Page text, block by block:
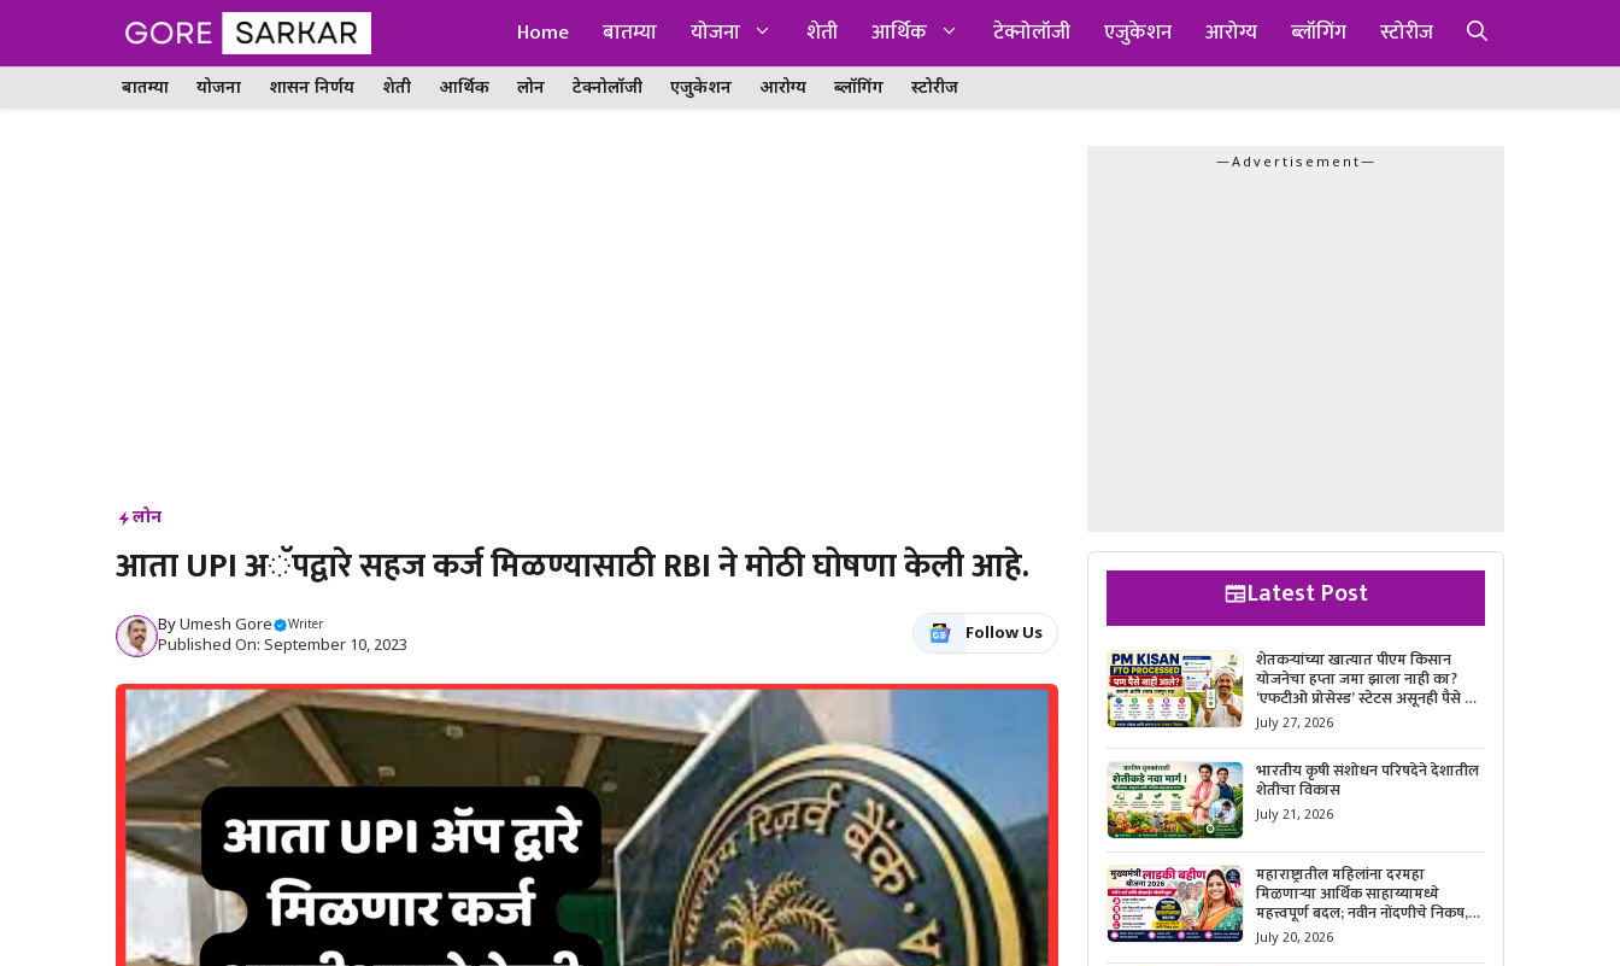
Home बातम्या योजना शेती आर्थिक टेक्नोलॉजी एजुकेशन आरोग्य ब्लॉगिंग स्टोरीज
बातम्या योजना शासन निर्णय शेती आर्थिक लोन टेक्नोलॉजी एजुकेशन आरोग्य ब्लॉगिंग स्टोरीज
लोन
आता UPI अॅपद्वारे सहज कर्ज मिळण्यासाठी RBI ने मोठी घोषणा केली आहे.
ByUmesh Gore Writer
Published On: September 10, 2023
Follow Us
—Advertisement—
Latest Post
शेतकऱ्यांच्या खात्यात पीएम किसान
योजनेचा हप्ता जमा झाला नाही का?
‘एफटीओ प्रोसेस्ड’ स्टेटस असूनही पैसे न
मिळाल्यास काय करावे, याची सविस्तर
माहिती जाणून घ्या.
July 27, 2026
भारतीय कृषी संशोधन परिषदेने देशातील
शेतीचा विकास
July 21, 2026
महाराष्ट्रातील महिलांना दरमहा
मिळणाऱ्या आर्थिक साहाय्यामध्ये
महत्त्वपूर्ण बदल; नवीन नोंदणीचे निकष,
आवश्यक कागदपत्रे आणि ऑनलाईन
अर्ज करण्याची सोपी प्रक्रिया जाणून घ्या.
July 20, 2026